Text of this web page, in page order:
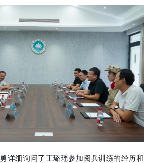
详细询问了王璐瑶参加阅兵训练的经历和